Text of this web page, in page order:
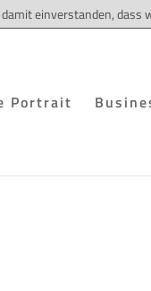
Portrait
einverstanden, dass